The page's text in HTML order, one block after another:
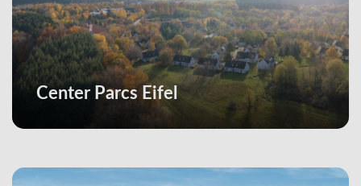
Center Parcs Eifel